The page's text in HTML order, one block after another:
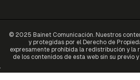
© 2025 Bainet Comunicación. Nuestros
y protegidas por el Derecho de
expresamente prohibida la redistribución y la
de los contenidos de esta web sin su previo